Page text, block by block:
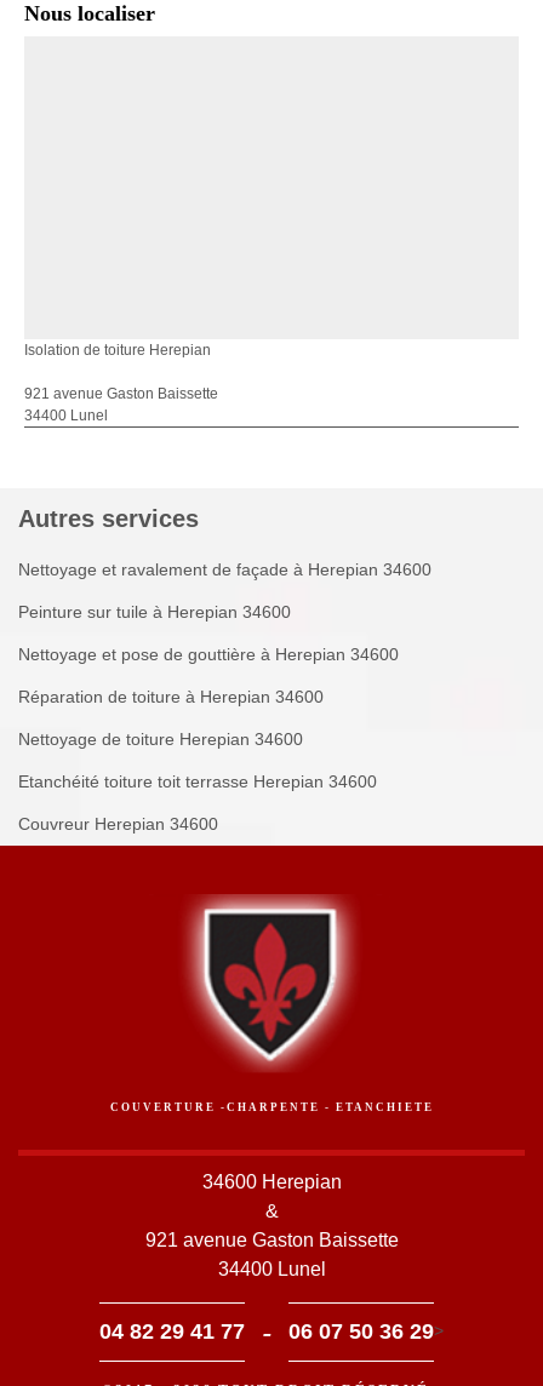
Nous localiser
Isolation de toiture Herepian
921 avenue Gaston Baissette
34400 Lunel
Autres services
Nettoyage et ravalement de façade à Herepian 34600
Peinture sur tuile à Herepian 34600
Nettoyage et pose de gouttière à Herepian 34600
Réparation de toiture à Herepian 34600
Nettoyage de toiture Herepian 34600
Etanchéité toiture toit terrasse Herepian 34600
Couvreur Herepian 34600
COUVERTURE -CHARPENTE - ETANCHIETE
34600 Herepian
&
921 avenue Gaston Baissette
34400 Lunel
04 82 29 41 77 - 06 07 50 36 29>